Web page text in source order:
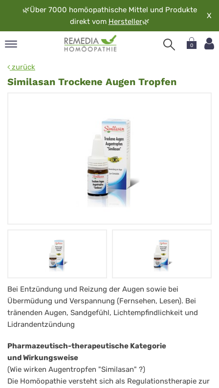
🌿Über 7000 homöopathische Mittel und Produkte
direkt vom Hersteller🌿
X
0
zurück
Similasan Trockene Augen Tropfen
Similasan
Trockene
Augen
Bei Entzündung und Reizung der Augen sowie bei
Übermüdung und Verspannung (Fernsehen, Lesen). Bei
tränenden Augen, Sandgefühl, Lichtempfindlichkeit und
Lidrandentzündung
Pharmazeutisch-therapeutische Kategorie
und Wirkungsweise
(Wie wirken Augentropfen "Similasan" ?)
Die Homöopathie versteht sich als Regulationstherapie zur